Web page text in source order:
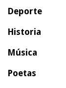
Deporte
Historia
Música
Poetas